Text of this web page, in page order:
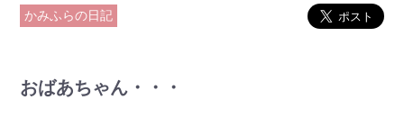
かみふらの日記
おばあちゃん・・・